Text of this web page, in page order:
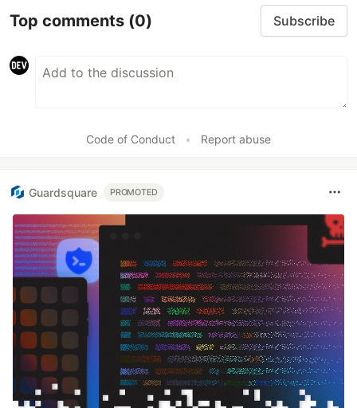
Top comments (0) Subscribe
Code of Conduct • Report abuse
Guardsquare PROMOTED